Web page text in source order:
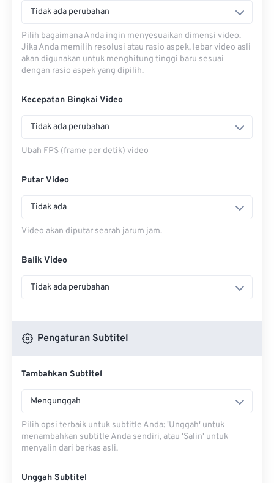
Tidak ada perubahan
Pilih bagaimana Anda ingin menyesuaikan dimensi video.
Jika Anda memilih resolusi atau rasio aspek, lebar video asli
akan digunakan untuk menghitung tinggi baru sesuai
dengan rasio aspek yang dipilih.
Kecepatan Bingkai Video
Tidak ada perubahan
Ubah FPS (frame per detik) video
Putar Video
Tidak ada
Video akan diputar searah jarum jam.
Balik Video
Tidak ada perubahan
Pengaturan Subtitel
Tambahkan Subtitel
Mengunggah
Pilih opsi terbaik untuk subtitle Anda: 'Unggah' untuk
menambahkan subtitle Anda sendiri, atau 'Salin' untuk
menyalin dari berkas asli.
Unggah Subtitel